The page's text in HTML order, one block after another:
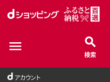
検索
アカウント